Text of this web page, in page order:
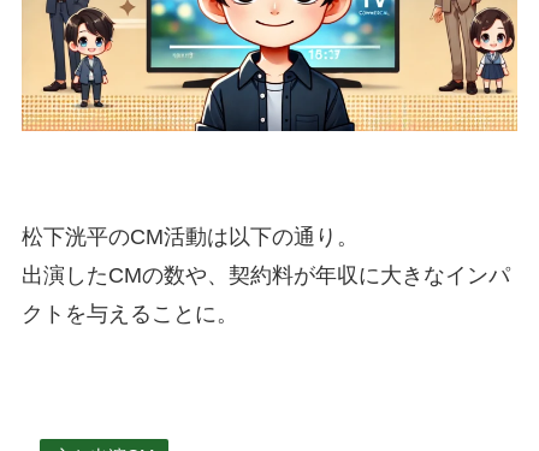
松下洸平のCM活動は以下の通り。
出演したCMの数や、契約料が年収に大きなインパ
クトを与えることに。